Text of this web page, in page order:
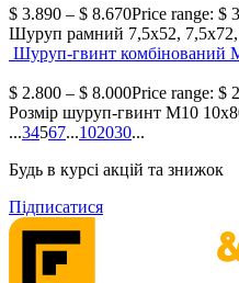
$ 3.890 – $ 8.670Price range: $
Шуруп рамний 7,5х52,
Шуруп-гвинт комбінований
$ 2.800 – $ 8.000Price range: $
Розмір шуруп-гвинт М10
...34567...102030...
Будь в курсі акцій та знижок
Підписатися